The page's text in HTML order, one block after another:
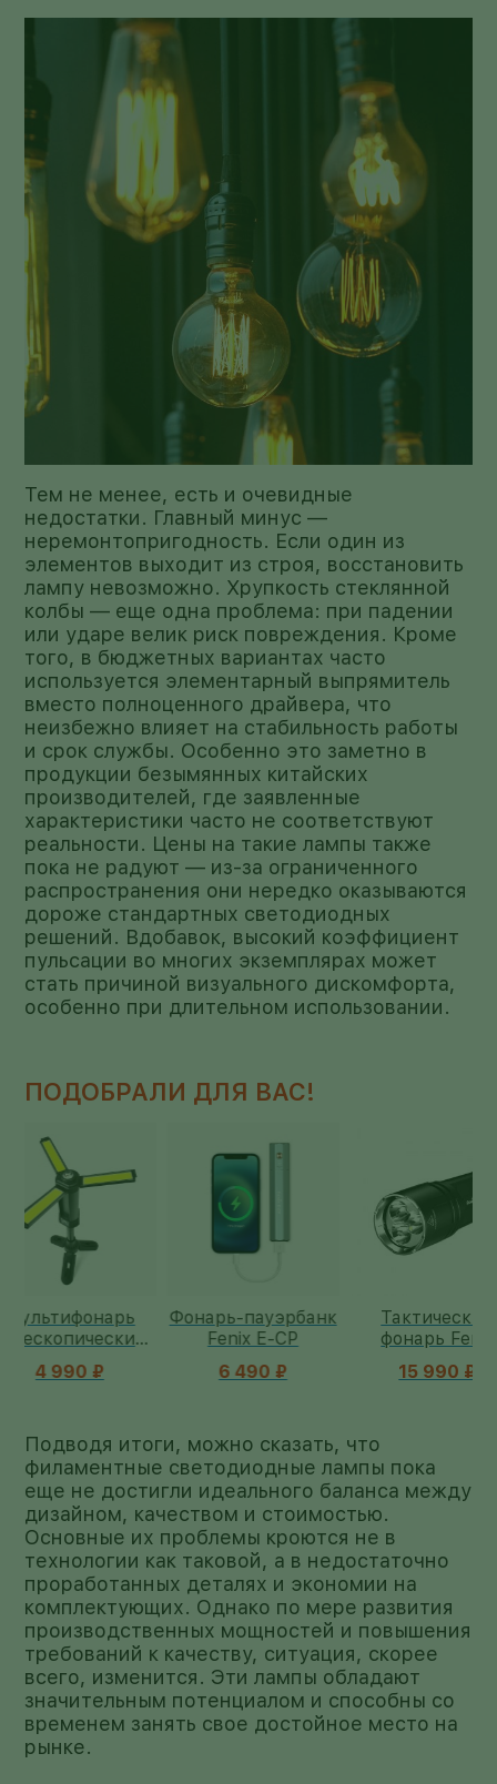
Тем не менее, есть и очевидные
недостатки. Главный минус —
неремонтопригодность. Если один из
элементов выходит из строя, восстановить
лампу невозможно. Хрупкость стеклянной
колбы — еще одна проблема: при падении
или ударе велик риск повреждения. Кроме
того, в бюджетных вариантах часто
используется элементарный выпрямитель
вместо полноценного драйвера, что
неизбежно влияет на стабильность работы
и срок службы. Особенно это заметно в
продукции безымянных китайских
производителей, где заявленные
характеристики часто не соответствуют
реальности. Цены на такие лампы также
пока не радуют — из-за ограниченного
распространения они нередко оказываются
дороже стандартных светодиодных
решений. Вдобавок, высокий коэффициент
пульсации во многих экземплярах может
стать причиной визуального дискомфорта,
особенно при длительном использовании.
ПОДОБРАЛИ ДЛЯ ВАС!
Фонарь-пауэрбанк
Fenix E-CP
6 490 ₽
Тактический
фонарь Fenix
15 990 ₽
фонарь
9
Подводя итоги, можно сказать, что
филаментные светодиодные лампы пока
еще не достигли идеального баланса между
дизайном, качеством и стоимостью.
Основные их проблемы кроются не в
технологии как таковой, а в недостаточно
проработанных деталях и экономии на
комплектующих. Однако по мере развития
производственных мощностей и повышения
требований к качеству, ситуация, скорее
всего, изменится. Эти лампы обладают
значительным потенциалом и способны со
временем занять свое достойное место на
рынке.